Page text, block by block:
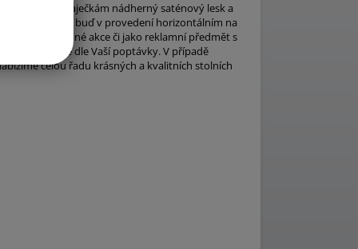
dávající vlaječkám nádherný saténový lesk a
vyhotoveny buď v provedení horizontálním na
svatby a jiné akce či jako reklamní předmět s
přesně dle Vaší poptávky. V případě
celou řadu krásných a kvalitních stolních